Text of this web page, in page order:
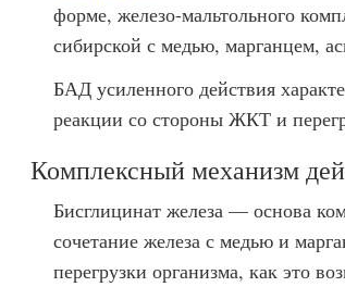
форме, железо-мальтольного
сибирской с медью, марганцем,
БАД усиленного действия
реакции со стороны ЖКТ и
Комплексный механизм
Бисглицинат железа — основа
сочетание железа с медью и
перегрузки организма, как это